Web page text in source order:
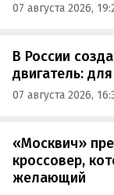
07 августа 2026,
В России
двигатель:
07 августа 2026,
«Москвич»
кроссовер,
желающий